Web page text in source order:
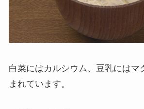
白菜にはカルシウム、豆乳にはマ
まれています。